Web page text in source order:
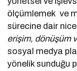
ölçümlemek ve
sürecine dair
erişim, dönüşüm
sosyal medya
yönelik sunduğu